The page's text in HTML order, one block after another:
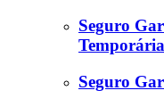
Seguro
Temporária
Seguro